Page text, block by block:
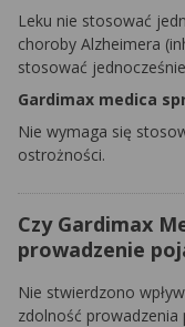
Leku nie stosować
choroby Alzheimera
stosować
Gardimax medica
Nie wymaga się
ostrożności.
Czy Gardimax
prowadzenie
Nie stwierdzono
zdolność prowadzenia